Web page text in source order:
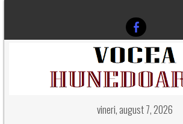
vineri, august 7, 2026